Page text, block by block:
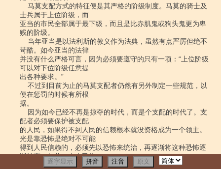
逐字显示 拼音 注音 原文